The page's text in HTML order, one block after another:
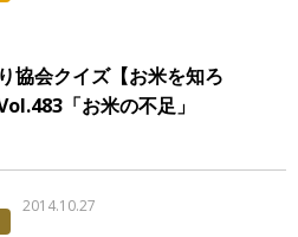
協会クイズ【お米を知ろ
「お米の不足」
2014.10.27